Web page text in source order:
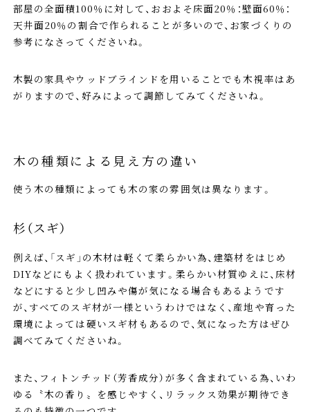
部屋の全面積100％に対して、おおよそ床面20％：壁面60％：
天井面20％の割合で作られることが多いので、お家づくりの
参考になさってくださいね。
木製の家具やウッドブラインドを用いることでも木視率はあ
がりますので、好みによって調節してみてくださいね。
木の種類による見え方の違い
使う木の種類によっても木の家の雰囲気は異なります。
杉（スギ）
例えば、「スギ」の木材は軽くて柔らかい為、建築材をはじめ
DIYなどにもよく扱われています。柔らかい材質ゆえに、床材
などにすると少し凹みや傷が気になる場合もあるようです
が、すべてのスギ材が一様というわけではなく、産地や育った
環境によっては硬いスギ材もあるので、気になった方はぜひ
調べてみてくださいね。
また、フィトンチッド（芳香成分）が多く含まれている為、いわ
ゆる〝木の香り〟を感じやすく、リラックス効果が期待でき